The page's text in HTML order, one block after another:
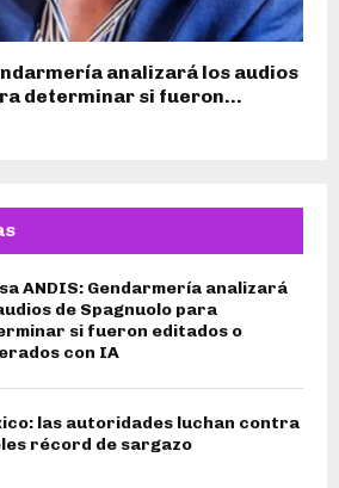
analizará los audios
determinar si fueron...
ANDIS: Gendarmería analizará
de Spagnuolo para
si fueron editados o
con IA
las autoridades luchan contra
récord de sargazo